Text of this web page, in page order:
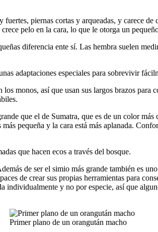
piernas cortas y arqueadas, y carece
pelo en la cara, lo que le otorga un
diferencia ente sí. Las hembra suelen
adaptaciones especiales para sobrevivir
monos, así que usan sus largos brazos
que el de Sumatra, que es de un color
pequeña y la cara está más aplanada.
que hacen ecos a través del bosque.
de ser el simio más grande también es
de crear sus propias herramientas para
y no por especie, así que
Primer plano de un orangután macho